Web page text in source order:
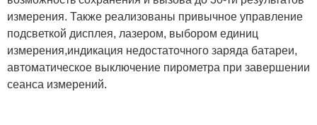
измерения. Также реализованы привычное управление
подсветкой дисплея, лазером, выбором единиц
измерения,индикация недостаточного заряда батареи,
автоматическое выключение пирометра при завершении
сеанса измерений.